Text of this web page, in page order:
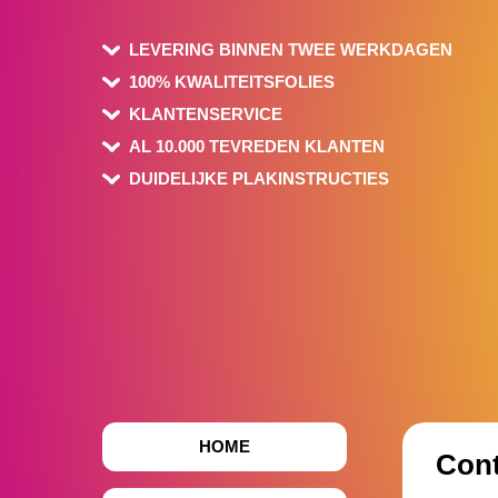
LEVERING BINNEN TWEE WERKDAGEN
100% KWALITEITSFOLIES
KLANTENSERVICE
AL 10.000 TEVREDEN KLANTEN
DUIDELIJKE PLAKINSTRUCTIES
HOME